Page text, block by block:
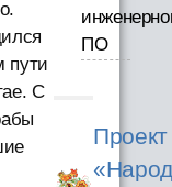
пути
С
ПО
Проект